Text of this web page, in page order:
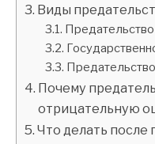
Виды
Предательство
Почему
отрицательную
Что делать после